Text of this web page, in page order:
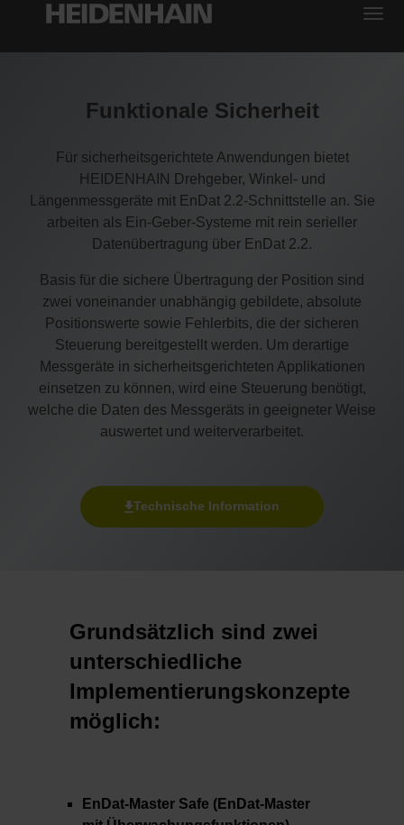
Funktionale Sicherheit
Für sicherheitsgerichtete Anwendungen bietet
HEIDENHAIN Drehgeber, Winkel- und
Längenmessgeräte mit EnDat 2.2-Schnittstelle an. Sie
arbeiten als Ein-Geber-Systeme mit rein serieller
Datenübertragung über EnDat 2.2.
Basis für die sichere Übertragung der Position sind
zwei voneinander unabhängig gebildete, absolute
Positionswerte sowie Fehlerbits, die der sicheren
Steuerung bereitgestellt werden. Um derartige
Messgeräte in sicherheitsgerichteten Applikationen
einsetzen zu können, wird eine Steuerung benötigt,
welche die Daten des Messgeräts in geeigneter Weise
auswertet und weiterverarbeitet.
Technische Information
Grundsätzlich sind zwei
unterschiedliche
Implementierungskonzepte
möglich:
EnDat-Master Safe (EnDat-Master